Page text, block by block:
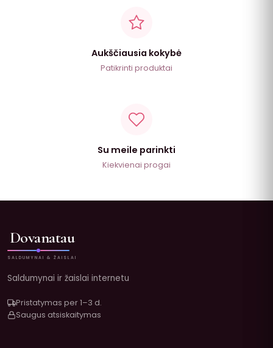
Aukščiausia kokybė
Patikrinti produktai
Su meile parinkti
Kiekvienai progai
Dovanatau
SALDUMYNAI & ŽAISLAI
Saldumynai ir žaislai internetu
Pristatymas per 1–3 d.
Saugus atsiskaitymas